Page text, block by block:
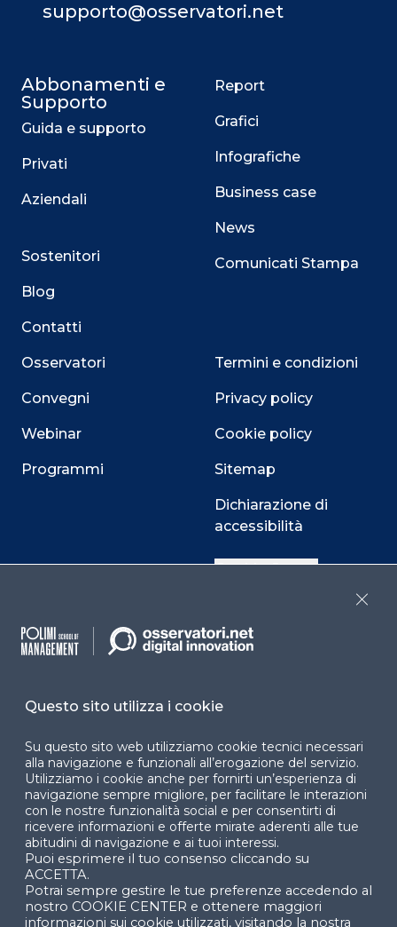
supporto@osservatori.net
Abbonamenti e
Supporto
Guida e supporto
Privati
Aziendali
Sostenitori
Blog
Contatti
Osservatori
Convegni
Webinar
Programmi
Report
Grafici
Infografiche
Business case
News
Comunicati Stampa
Termini e condizioni
Privacy policy
Cookie policy
Sitemap
Dichiarazione di
accessibilità
Cookie Center
Facebook LinkedIn
© 2024 Copyright © Politecnico di Milano Dipartimento
di Ingegneria Gestionale
Questo sito utilizza i cookie
Su questo sito web utilizziamo cookie tecnici necessari
alla navigazione e funzionali all’erogazione del servizio.
Utilizziamo i cookie anche per fornirti un’esperienza di
navigazione sempre migliore, per facilitare le interazioni
con le nostre funzionalità social e per consentirti di
ricevere informazioni e offerte mirate aderenti alle tue
abitudini di navigazione e ai tuoi interessi.
Puoi esprimere il tuo consenso cliccando su
ACCETTA.
Potrai sempre gestire le tue preferenze accedendo al
nostro COOKIE CENTER e ottenere maggiori
informazioni sui cookie utilizzati, visitando la nostra